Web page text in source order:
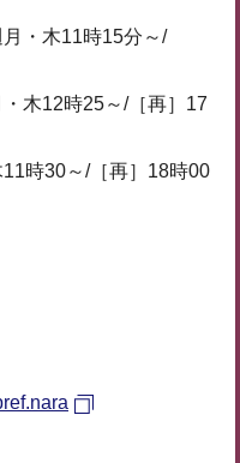
・木11時15分～/
木12時25～/［再］17
時30～/［再］18時00